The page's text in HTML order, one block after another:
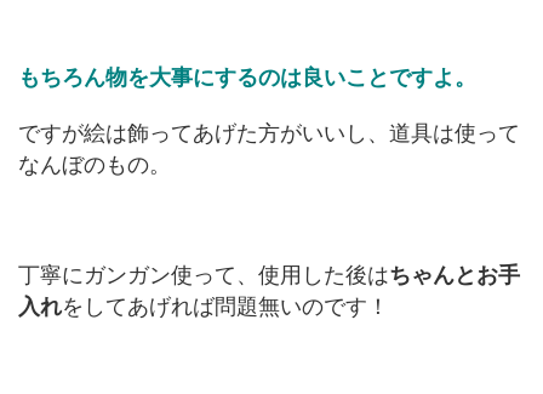
もちろん物を大事にするのは良いことですよ。
ですが絵は飾ってあげた方がいいし、道具は使って
なんぼのもの。
丁寧にガンガン使って、使用した後はちゃんとお手
入れをしてあげれば問題無いのです！